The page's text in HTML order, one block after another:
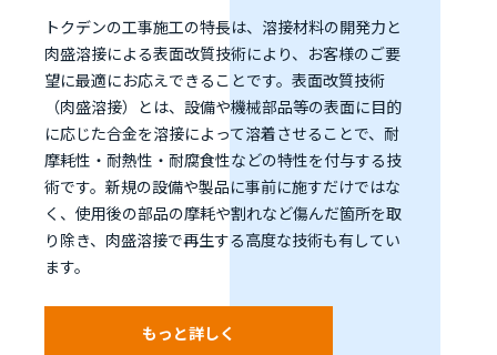
トクデンの工事施工の特長は、溶接材料の開発力と
肉盛溶接による表面改質技術により、お客様のご要
望に最適にお応えできることです。表面改質技術
（肉盛溶接）とは、設備や機械部品等の表面に目的
に応じた合金を溶接によって溶着させることで、耐
摩耗性・耐熱性・耐腐食性などの特性を付与する技
術です。新規の設備や製品に事前に施すだけではな
く、使用後の部品の摩耗や割れなど傷んだ箇所を取
り除き、肉盛溶接で再生する高度な技術も有してい
ます。
もっと詳しく